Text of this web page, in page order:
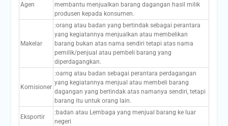
Agen
membantu menjualkan barang dagangan hasil milik
produsen kepada konsumen.
Makelar
:orang atau badan yang bertindak sebagai perantara
yang kegiatannya menjualkan atau membelikan
barang bukan atas nama sendiri tetapi atas nama
pemilik/penjual atau pembeli barang yang
diperdagangkan.
Komisioner
:oarng atau badan sebagai perantara perdagangan
yang kegiatannya menjual atau membeli barang
dagangan yang bertindak atas namanya sendiri, tetapi
barang itu untuk orang lain.
Eksportir
:badan atau Lembaga yang menjual barang ke luar
negeri